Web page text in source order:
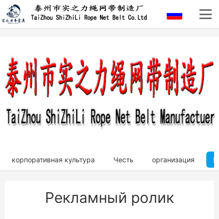
корпоративная культура Честь организация
Рекламный ролик